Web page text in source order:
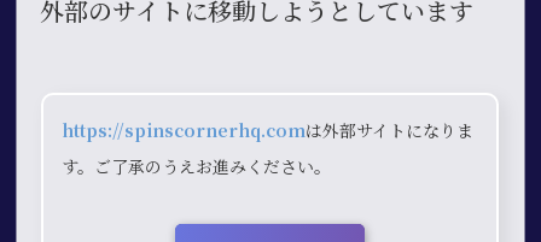
外部のサイトに移動しようとしています
https://spinscornerhq.comは外部サイトになりま
す。ご了承のうえお進みください。